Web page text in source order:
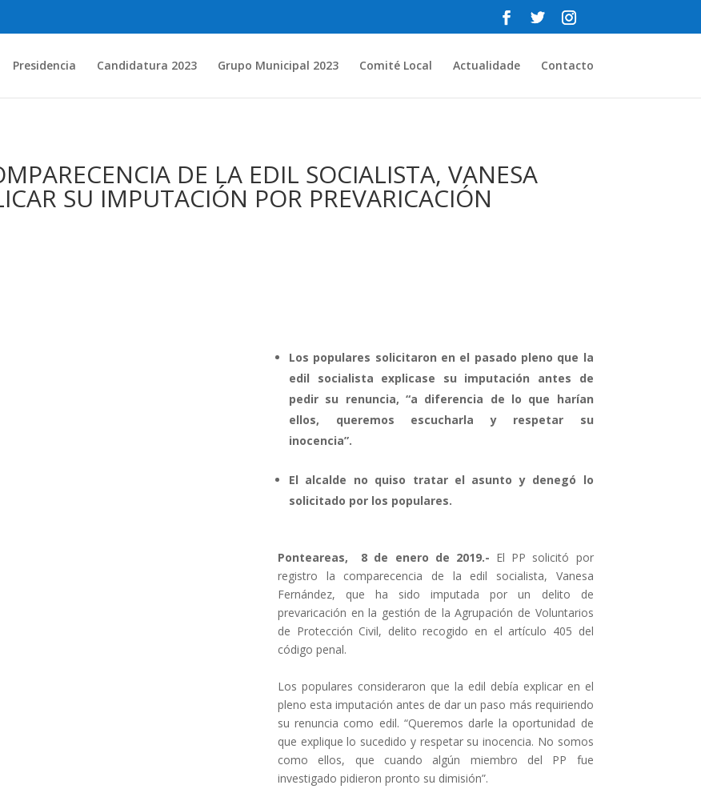
Presidencia Candidatura 2023 Grupo Municipal 2023 Comité Local Actualidade Contacto
DE LA EDIL SOCIALISTA, VANESA
SU IMPUTACIÓN POR PREVARICACIÓN
Los populares solicitaron en el pasado pleno que la
edil socialista explicase su imputación antes de
pedir su renuncia, “a diferencia de lo que harían
ellos, queremos escucharla y respetar su
inocencia”.
El alcalde no quiso tratar el asunto y denegó lo
solicitado por los populares.
Ponteareas, 8 de enero de 2019.- El PP solicitó por
registro la comparecencia de la edil socialista, Vanesa
Fernández, que ha sido imputada por un delito de
prevaricación en la gestión de la Agrupación de Voluntarios
de Protección Civil, delito recogido en el artículo 405 del
código penal.
Los populares consideraron que la edil debía explicar en el
pleno esta imputación antes de dar un paso más requiriendo
su renuncia como edil. “Queremos darle la oportunidad de
que explique lo sucedido y respetar su inocencia. No somos
como ellos, que cuando algún miembro del PP fue
investigado pidieron pronto su dimisión”.